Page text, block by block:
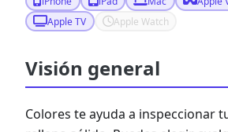
Apple TV
Apple Watch
Visión general
Colores te ayuda a inspeccionar